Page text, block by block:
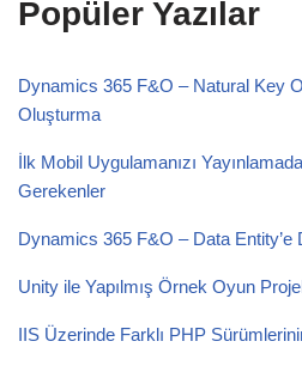
Popüler Yazılar
Dynamics 365 F&O – Natural Key
Oluşturma
İlk Mobil Uygulamanızı
Gerekenler
Dynamics 365 F&O – Data Entity’e
Unity ile Yapılmış Örnek Oyun
IIS Üzerinde Farklı PHP